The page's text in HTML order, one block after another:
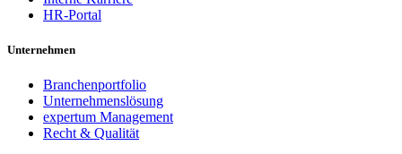
HR-Portal
Unternehmen
Branchenportfolio
Unternehmenslösung
expertum Management
Recht & Qualität